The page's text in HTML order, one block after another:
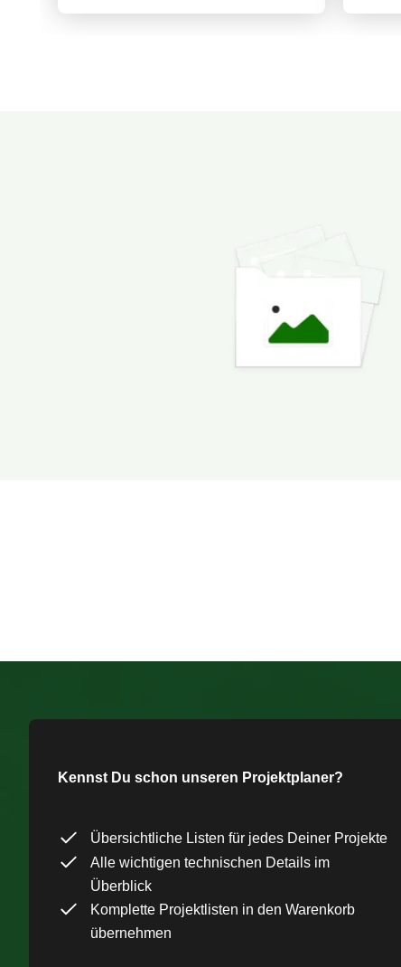
Kennst Du schon unseren Projektplaner?
Übersichtliche Listen für jedes Deiner Projekte
Alle wichtigen technischen Details im
Überblick
Komplette Projektlisten in den Warenkorb
übernehmen